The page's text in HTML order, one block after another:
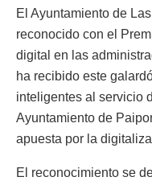
El Ayuntamiento de
reconocido con el
digital en las
ha recibido este
inteligentes al servicio
Ayuntamiento de
apuesta por la
El reconocimiento se